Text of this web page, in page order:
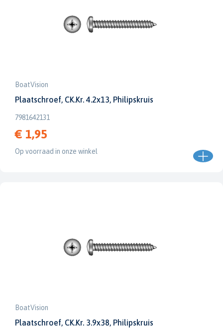
BoatVision
Plaatschroef, CK.Kr. 4.2x13, Philipskruis
7981642131
€ 1,95
Op voorraad in onze winkel
BoatVision
Plaatschroef, CK.Kr. 3.9x38, Philipskruis